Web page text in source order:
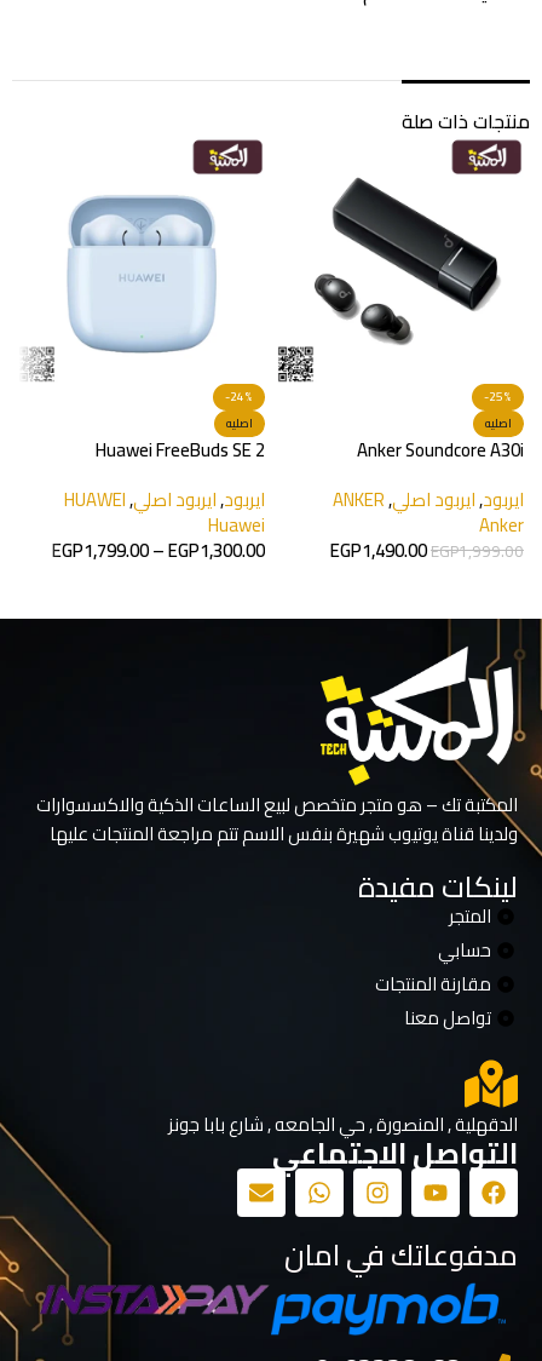
منتجات ذات صلة
-25%
اصليه
Anker Soundcore A30i
ايربود,ايربود اصلي,
ANKER
Anker
EGP1,999.00
EGP1,490.00
-24%
اصليه
Huawei FreeBuds SE 2
ايربود,ايربود اصلي,
HUAWEI
Huawei
EGP1,300.00
–
EGP1,799.00
المكتبة تك – هو متجر متخصص لبيع الساعات الذكية والاكسسوارات
ولدينا قناة يوتيوب شهيرة بنفس الاسم تتم مراجعة المنتجات عليها
لينكات مفيدة
المتجر
حسابي
مقارنة المنتجات
تواصل معنا
الدقهلية , المنصورة , حي الجامعه , شارع بابا جونز
التواصل الاجتماعي
مدفوعاتك في امان